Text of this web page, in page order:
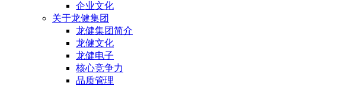
企业文化
关于龙健集团
龙健集团简介
龙健文化
龙健电子
核心竞争力
品质管理